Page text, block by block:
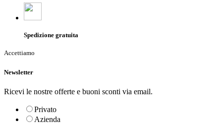
Spedizione gratuita
Accettiamo
Newsletter
Ricevi le nostre offerte e buoni sconti via email.
Privato
Azienda